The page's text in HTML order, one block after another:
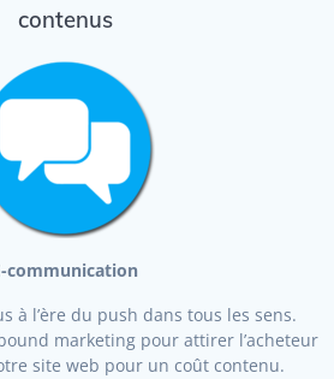
contenus
communication
à l’ère du push dans tous les sens.
marketing pour attirer l’acheteur
site web pour un coût contenu.